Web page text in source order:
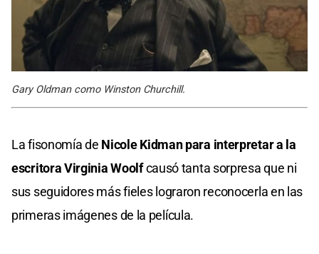
Gary Oldman como Winston Churchill.
La fisonomía de Nicole Kidman para interpretar a la
escritora Virginia Woolfcausó tanta sorpresa que ni
sus seguidores más fieles lograron reconocerla en las
primeras imágenes de la película.